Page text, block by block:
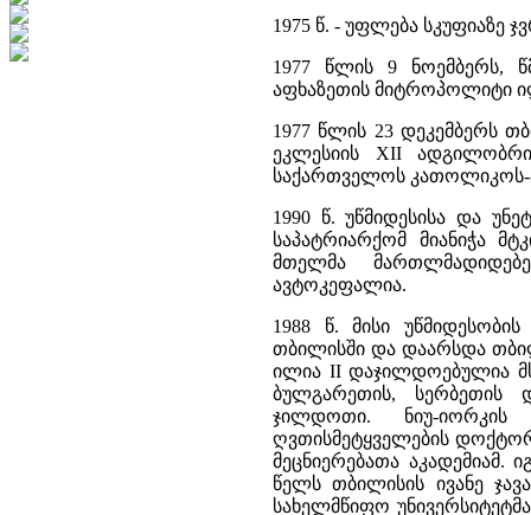
1975 წ. - უფლება სკუფიაზე
1977 წლის 9 ნოემბერს,
აფხაზეთის მიტროპოლიტი
1977 წლის 23 დეკემბერს
ეკლესიის XII
საქართველოს
1990 წ. უწმიდესისა და
საპატრიარქომ მიანიჭა
მთელმა
ავტოკეფალია.
1988 წ. მისი
თბილისში და დაარსდა
ილია II დაჯილდოებულია
ბულგარეთის, სერბეთის
ჯილდოთი. ნიუ-
ღვთისმეტყველების
მეცნიერებათა აკადემიამ.
წელს თბილისის ივანე
სახელმწიფო